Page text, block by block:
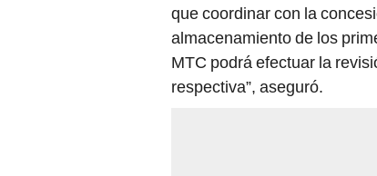
que coordinar con la
almacenamiento de los
MTC podrá efectuar la
respectiva”, aseguró.